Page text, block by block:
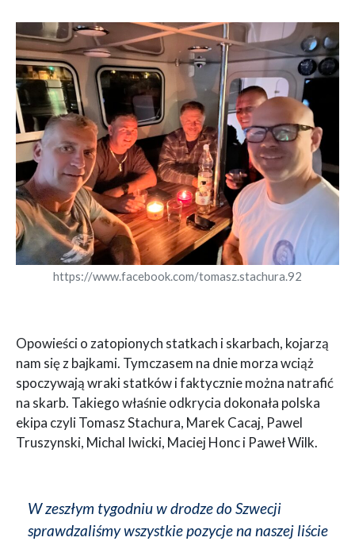
https://www.facebook.com/tomasz.stachura.92
Opowieści o zatopionych statkach i skarbach, kojarzą
nam się z bajkami. Tymczasem na dnie morza wciąż
spoczywają wraki statków i faktycznie można natrafić
na skarb. Takiego właśnie odkrycia dokonała polska
ekipa czyli Tomasz Stachura, Marek Cacaj, Pawel
Truszynski, Michal Iwicki, Maciej Honc i Paweł Wilk.
W zeszłym tygodniu w drodze do Szwecji
sprawdzaliśmy wszystkie pozycje na naszej liście